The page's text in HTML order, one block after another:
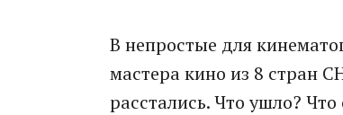
В непростые для
мастера кино из 8 стран
расстались. Что ушло?